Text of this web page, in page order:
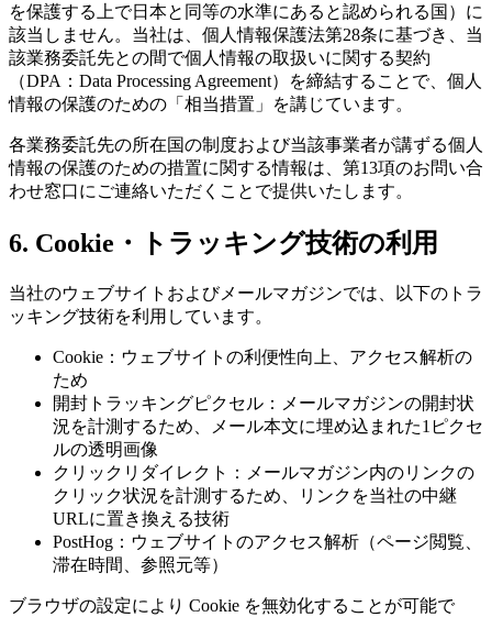
を保護する上で日本と同等の水準にあると認められる国）に
該当しません。当社は、個人情報保護法第28条に基づき、当
該業務委託先との間で個人情報の取扱いに関する契約
（DPA：Data Processing Agreement）を締結することで、個人
情報の保護のための「相当措置」を講じています。
各業務委託先の所在国の制度および当該事業者が講ずる個人
情報の保護のための措置に関する情報は、第13項のお問い合
わせ窓口にご連絡いただくことで提供いたします。
6. Cookie・トラッキング技術の利用
当社のウェブサイトおよびメールマガジンでは、以下のトラ
ッキング技術を利用しています。
Cookie：ウェブサイトの利便性向上、アクセス解析の
ため
開封トラッキングピクセル：メールマガジンの開封状
況を計測するため、メール本文に埋め込まれた1ピクセ
ルの透明画像
クリックリダイレクト：メールマガジン内のリンクの
クリック状況を計測するため、リンクを当社の中継
URLに置き換える技術
PostHog：ウェブサイトのアクセス解析（ページ閲覧、
滞在時間、参照元等）
ブラウザの設定により Cookie を無効化することが可能で